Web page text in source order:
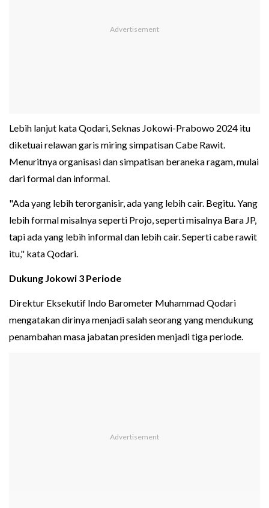
Lebih lanjut kata Qodari, Seknas Jokowi-Prabowo 2024 itu
diketuai relawan garis miring simpatisan Cabe Rawit.
Menuritnya organisasi dan simpatisan beraneka ragam, mulai
dari formal dan informal.
"Ada yang lebih terorganisir, ada yang lebih cair. Begitu. Yang
lebih formal misalnya seperti Projo, seperti misalnya Bara JP,
tapi ada yang lebih informal dan lebih cair. Seperti cabe rawit
itu," kata Qodari.
Dukung Jokowi 3 Periode
Direktur Eksekutif Indo Barometer Muhammad Qodari
mengatakan dirinya menjadi salah seorang yang mendukung
penambahan masa jabatan presiden menjadi tiga periode.